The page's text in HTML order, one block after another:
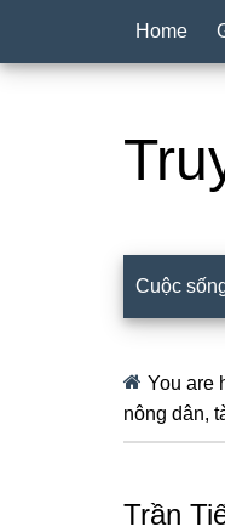
Home
Cuộc
You are
nông dân,
Trần